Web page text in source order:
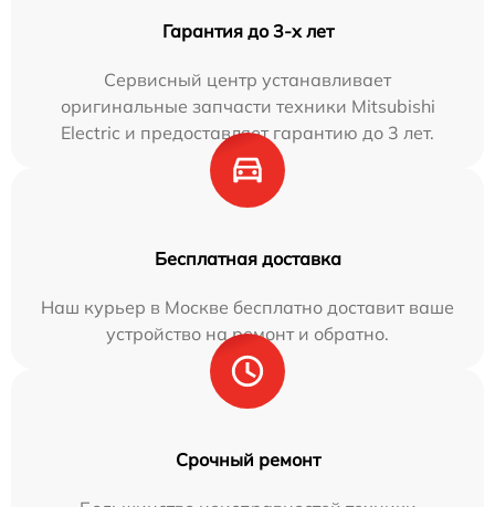
Гарантия до 3-х лет
Сервисный центр устанавливает
оригинальные запчасти техники Mitsubishi
Electric и предоставляет гарантию до 3 лет.
Бесплатная доставка
Наш курьер в Москве бесплатно доставит ваше
устройство на ремонт и обратно.
Срочный ремонт